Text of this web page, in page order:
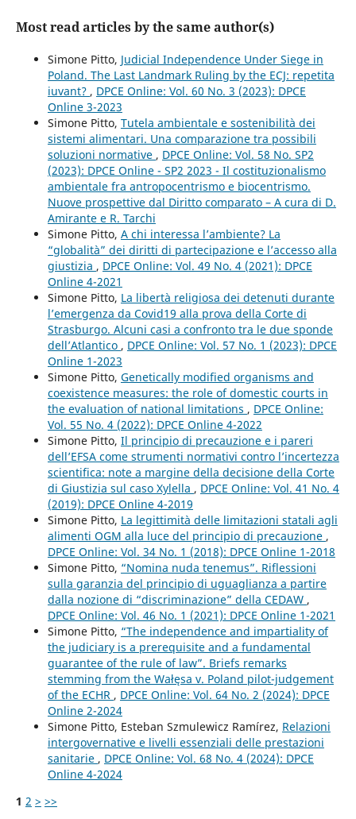
Most read articles by the same author(s)
Simone Pitto, Judicial Independence Under Siege in
Poland. The Last Landmark Ruling by the ECJ: repetita
iuvant? , DPCE Online: Vol. 60 No. 3 (2023): DPCE
Online 3-2023
Simone Pitto, Tutela ambientale e sostenibilità dei
sistemi alimentari. Una comparazione tra possibili
soluzioni normative , DPCE Online: Vol. 58 No. SP2
(2023): DPCE Online - SP2 2023 - Il costituzionalismo
ambientale fra antropocentrismo e biocentrismo.
Nuove prospettive dal Diritto comparato – A cura di D.
Amirante e R. Tarchi
Simone Pitto, A chi interessa l’ambiente? La
“globalità” dei diritti di partecipazione e l’accesso alla
giustizia , DPCE Online: Vol. 49 No. 4 (2021): DPCE
Online 4-2021
Simone Pitto, La libertà religiosa dei detenuti durante
l’emergenza da Covid19 alla prova della Corte di
Strasburgo. Alcuni casi a confronto tra le due sponde
dell’Atlantico , DPCE Online: Vol. 57 No. 1 (2023): DPCE
Online 1-2023
Simone Pitto, Genetically modified organisms and
coexistence measures: the role of domestic courts in
the evaluation of national limitations , DPCE Online:
Vol. 55 No. 4 (2022): DPCE Online 4-2022
Simone Pitto, Il principio di precauzione e i pareri
dell’EFSA come strumenti normativi contro l’incertezza
scientifica: note a margine della decisione della Corte
di Giustizia sul caso Xylella , DPCE Online: Vol. 41 No. 4
(2019): DPCE Online 4-2019
Simone Pitto, La legittimità delle limitazioni statali agli
alimenti OGM alla luce del principio di precauzione ,
DPCE Online: Vol. 34 No. 1 (2018): DPCE Online 1-2018
Simone Pitto, “Nomina nuda tenemus”. Riflessioni
sulla garanzia del principio di uguaglianza a partire
dalla nozione di “discriminazione” della CEDAW ,
DPCE Online: Vol. 46 No. 1 (2021): DPCE Online 1-2021
Simone Pitto, “The independence and impartiality of
the judiciary is a prerequisite and a fundamental
guarantee of the rule of law”. Briefs remarks
stemming from the Wałęsa v. Poland pilot-judgement
of the ECHR , DPCE Online: Vol. 64 No. 2 (2024): DPCE
Online 2-2024
Simone Pitto, Esteban Szmulewicz Ramírez, Relazioni
intergovernative e livelli essenziali delle prestazioni
sanitarie , DPCE Online: Vol. 68 No. 4 (2024): DPCE
Online 4-2024
1 2 > >>